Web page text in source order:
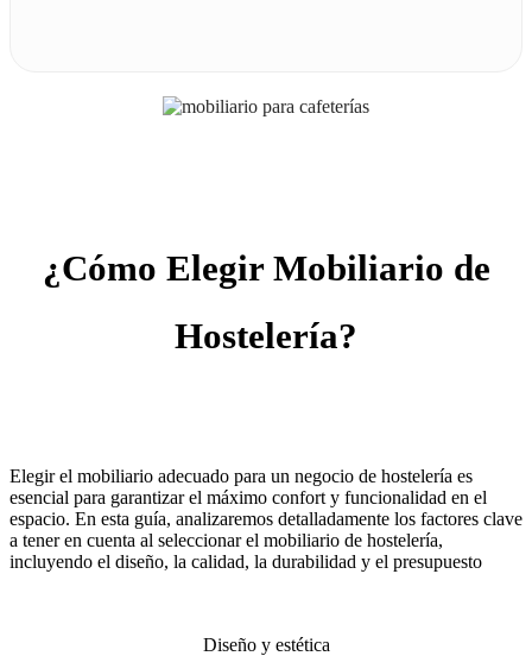
¿Cómo Elegir Mobiliario de
Hostelería?
Elegir el mobiliario adecuado para un negocio de hostelería es
esencial para garantizar el máximo confort y funcionalidad en el
espacio. En esta guía, analizaremos detalladamente los factores clave
a tener en cuenta al seleccionar el mobiliario de hostelería,
incluyendo el diseño, la calidad, la durabilidad y el presupuesto
Diseño y estética